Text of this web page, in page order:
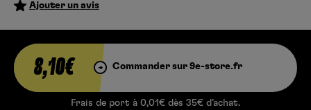
Ajouter un avis
8,10€ Commander sur 9e-store.fr
Frais de port à 0,01€ dès 35€ d’achat.